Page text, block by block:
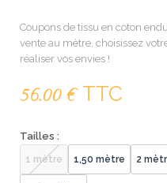
Coupons de tissu en coton
vente au mètre, choisissez
réaliser vos envies !
56.00 €TTC
Tailles :
1 mètre 1,50 mètre 2